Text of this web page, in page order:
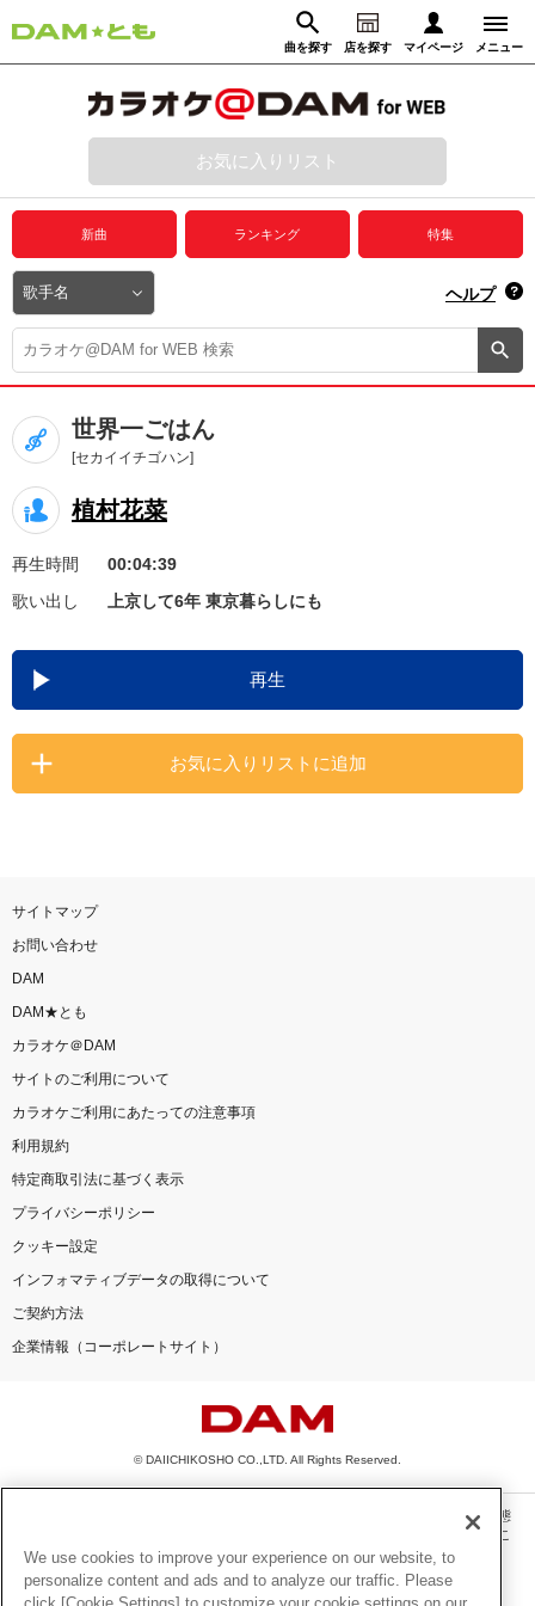
曲を探す 店を探す マイページ メニュー
動画からさがす 録音からさがす
ログイン
プレミアムサービス
DAM★とも動画
DAM★とも録音
カラオケ＠DAM
ユーザー検索
キャンペーン
お知らせ よくあるご質問
DAMの新曲・ランキングなど
カラオケ最新情報をチェック！
お気に入りリスト
新曲 ランキング 特集
ヘルプ
世界一ごはん
[セカイイチゴハン]
植村花菜
再生時間
00:04:39
歌い出し
上京して6年 東京暮らしにも
再生
お気に入りリストに追加
サイトマップ
お問い合わせ
DAM
DAM★とも
カラオケ＠DAM
サイトのご利用について
カラオケご利用にあたっての注意事項
利用規約
特定商取引法に基づく表示
プライバシーポリシー
クッキー設定
インフォマティブデータの取得について
ご契約方法
企業情報（コーポレートサイト）
© DAIICHIKOSHO CO.,LTD. All Rights Reserved.
このサイトに掲載されている一切の文章・画像・写真・動画・音声等を、手段や形態
を問わず、著作権法の定める範囲を超えて無断で複製、転載、ファイル化などするこ
とを禁じます。
楽曲及びコンテンツは、機種によりご利用いただけない場合があります。
We use cookies to improve your experience on our website, to
personalize content and ads and to analyze our traffic. Please